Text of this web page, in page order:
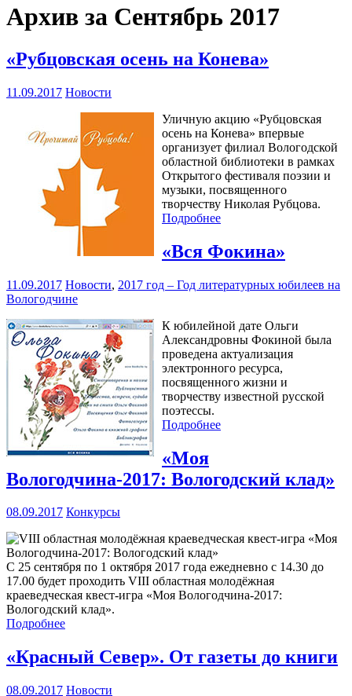
Архив за Сентябрь 2017
«Рубцовская осень на Конева»
11.09.2017 Новости
Уличную акцию «Рубцовская
осень на Конева» впервые
организует филиал Вологодской
областной библиотеки в рамках
Открытого фестиваля поэзии и
музыки, посвященного
творчеству Николая Рубцова.
Подробнее
«Вся Фокина»
11.09.2017 Новости, 2017 год – Год литературных юбилеев на
Вологодчине
К юбилейной дате Ольги
Александровны Фокиной была
проведена актуализация
электронного ресурса,
посвященного жизни и
творчеству известной русской
поэтессы.
Подробнее
«Моя
Вологодчина-2017: Вологодский клад»
08.09.2017 Конкурсы
С 25 сентября по 1 октября 2017 года ежедневно с 14.30 до
17.00 будет проходить VIII областная молодёжная
краеведческая квест-игра «Моя Вологодчина-2017:
Вологодский клад».
Подробнее
«Красный Север». От газеты до книги
08.09.2017 Новости